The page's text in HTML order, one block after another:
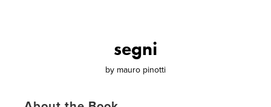
segni
by mauro pinotti